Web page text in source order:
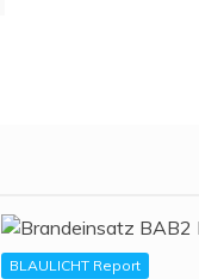
BLAULICHT Report